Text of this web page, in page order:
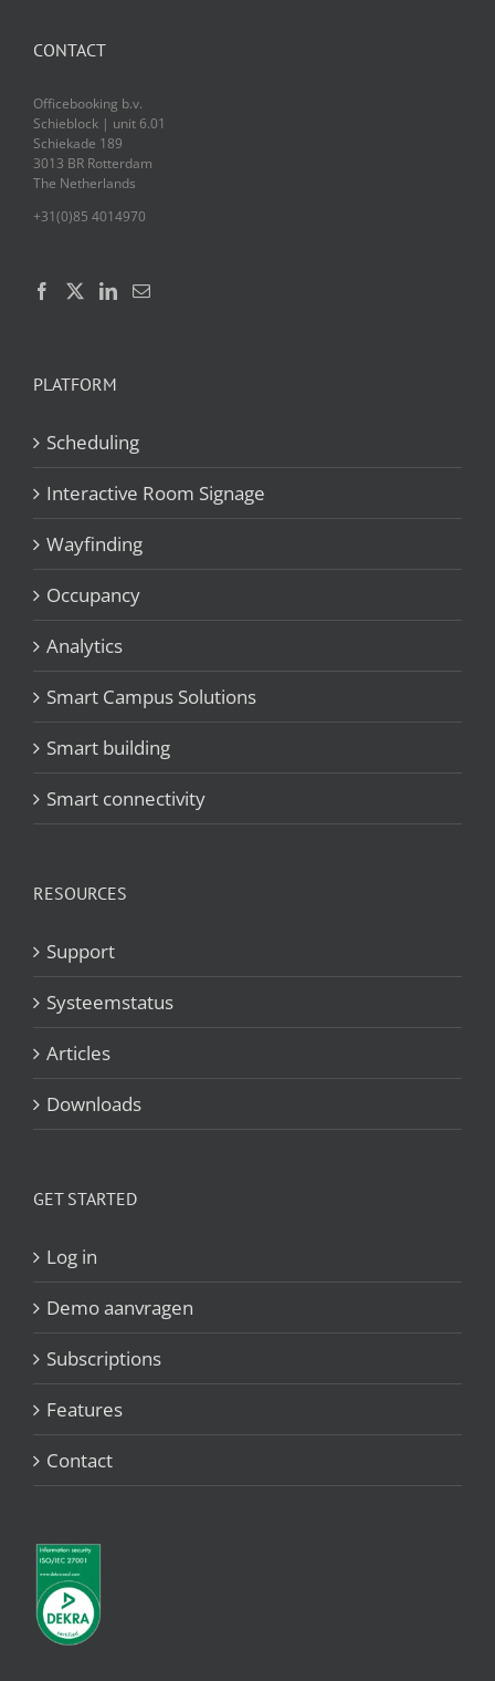
CONTACT
Officebooking b.v.
Schieblock | unit 6.01
Schiekade 189
3013 BR Rotterdam
The Netherlands
+31(0)85 4014970
PLATFORM
Scheduling
Interactive Room Signage
Wayfinding
Occupancy
Analytics
Smart Campus Solutions
Smart building
Smart connectivity
RESOURCES
Support
Systeemstatus
Articles
Downloads
GET STARTED
Log in
Demo aanvragen
Subscriptions
Features
Contact